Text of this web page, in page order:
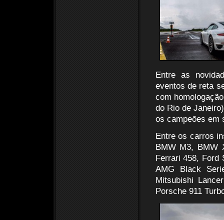
Entre as
eventos de reta
com
do Rio de
os campeões em
Entre os carros
BMW M3, BMW
Ferrari 458, Ford
AMG Black
Mitsubishi
Porsche 911